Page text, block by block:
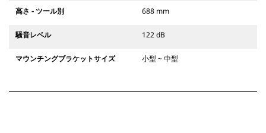
高さ - ツール別 688 mm
騒音レベル 122 dB
マウンチングブラケットサイズ 小型 ~ 中型